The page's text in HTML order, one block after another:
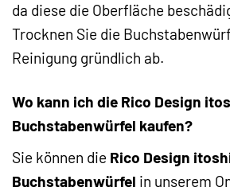
da diese die Oberfläche
Trocknen Sie die
Reinigung gründlich ab.
Wo kann ich die Rico Design
Buchstabenwürfel kaufen?
Sie können die Rico Design
Buchstabenwürfel in unserem